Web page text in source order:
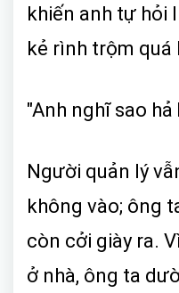
khiến anh tự hỏi
kẻ rình trộm quá
"Anh nghĩ sao hả
Người quản lý
không vào; ông
còn cởi giày ra.
ở nhà, ông ta